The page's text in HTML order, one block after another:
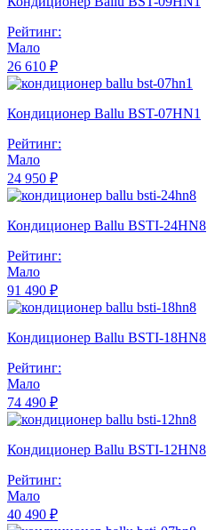
Рейтинг:
Мало
26 610 ₽
Кондиционер Ballu BST-07HN1
Рейтинг:
Мало
24 950 ₽
Кондиционер Ballu BSTI-24HN8
Рейтинг:
Мало
91 490 ₽
Кондиционер Ballu BSTI-18HN8
Рейтинг:
Мало
74 490 ₽
Кондиционер Ballu BSTI-12HN8
Рейтинг:
Мало
40 490 ₽